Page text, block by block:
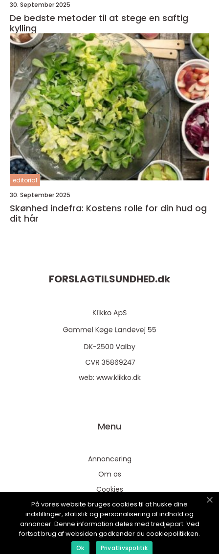
30. September 2025
De bedste metoder til at stege en saftig
kylling
editorial
30. September 2025
Skønhed indefra: Kostens rolle for din hud og
dit hår
FORSLAGTILSUNDHED.dk
web: www.klikko.dk
Menu
Annoncering
Om os
Cookies
Kontakt os
Sitemap
På vores website bruges cookies til at huske dine
indstillinger, statistik og personalisering af indhold og
annoncer. Denne information deles med tredjepart. Ved
fortsat brug af websiden godkender du cookiepolitikken.
Ok Privatlivspolitik